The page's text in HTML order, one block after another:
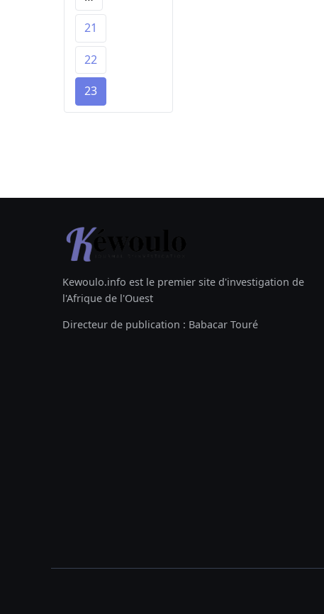
21
22
23
Kewoulo.info est le premier site d'investigation de
l'Afrique de l'Ouest
Directeur de publication : Babacar Touré